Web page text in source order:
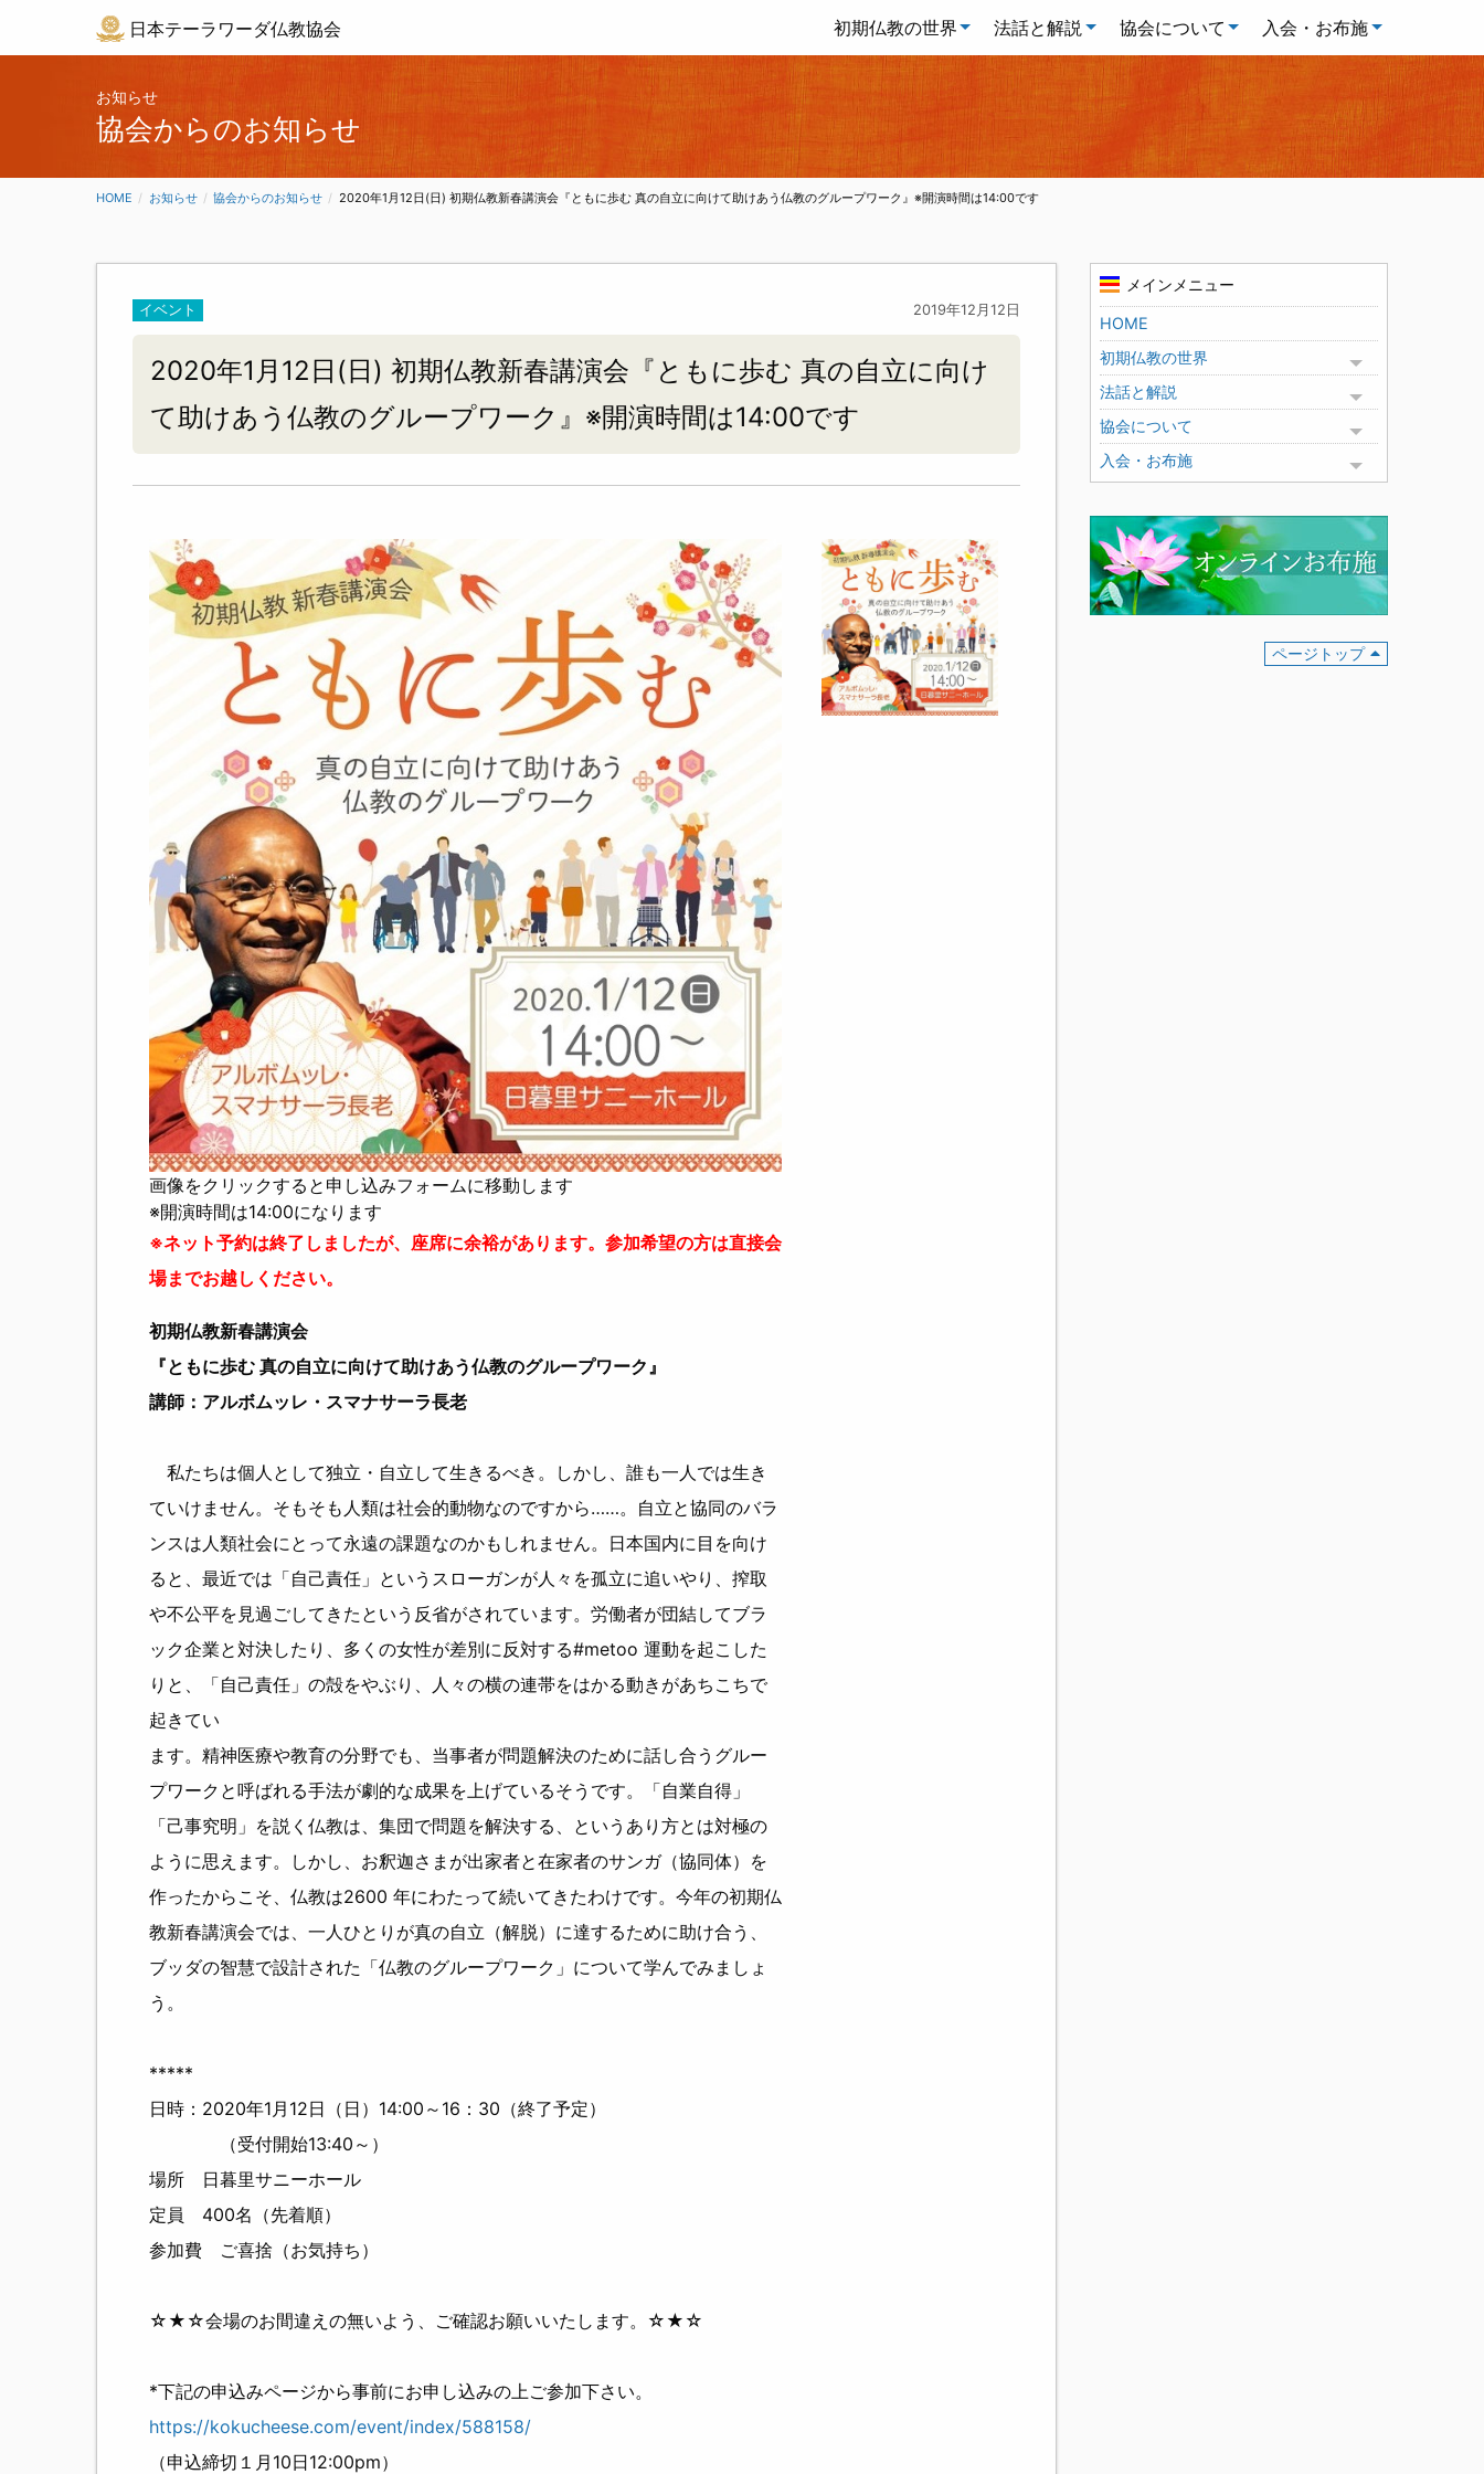
日本テーラワーダ仏教協会 初期仏教の世界 法話と解説 協会について 入会・お布施
お知らせ
協会からのお知らせ
HOME お知らせ 協会からのお知らせ CURRENT:
2020年1月12日(日) 初期仏教新春講演会『ともに歩む 真の自立に向けて助けあう仏教のグループワーク』※開演時間は14:00です
イベント 2019年12月12日
2020年1月12日(日) 初期仏教新春講演会『ともに歩む 真の自立に向け
て助けあう仏教のグループワーク』※開演時間は14:00です
画像をクリックすると申し込みフォームに移動します
※開演時間は14:00になります
※ネット予約は終了しましたが、座席に余裕があります。参加希望の方は直接会
場までお越しください。
初期仏教新春講演会
『ともに歩む 真の自立に向けて助けあう仏教のグループワーク』
講師：アルボムッレ・スマナサーラ長老
私たちは個人として独立・自立して生きるべき。しかし、誰も一人では生き
ていけません。そもそも人類は社会的動物なのですから……。自立と協同のバラ
ンスは人類社会にとって永遠の課題なのかもしれません。日本国内に目を向け
ると、最近では「自己責任」というスローガンが人々を孤立に追いやり、搾取
や不公平を見過ごしてきたという反省がされています。労働者が団結してブラ
ック企業と対決したり、多くの女性が差別に反対する#metoo 運動を起こした
りと、「自己責任」の殻をやぶり、人々の横の連帯をはかる動きがあちこちで
起きてい
ます。精神医療や教育の分野でも、当事者が問題解決のために話し合うグルー
プワークと呼ばれる手法が劇的な成果を上げているそうです。「自業自得」
「己事究明」を説く仏教は、集団で問題を解決する、というあり方とは対極の
ように思えます。しかし、お釈迦さまが出家者と在家者のサンガ（協同体）を
作ったからこそ、仏教は2600 年にわたって続いてきたわけです。今年の初期仏
教新春講演会では、一人ひとりが真の自立（解脱）に達するために助け合う、
ブッダの智慧で設計された「仏教のグループワーク」について学んでみましょ
う。
*****
日時：2020年1月12日（日）14:00～16：30（終了予定）
（受付開始13:40～）
場所 日暮里サニーホール
定員 400名（先着順）
参加費 ご喜捨（お気持ち）
☆★☆会場のお間違えの無いよう、ご確認お願いいたします。☆★☆
*下記の申込みページから事前にお申し込みの上ご参加下さい。
https://kokucheese.com/event/index/588158/
（申込締切１月10日12:00pm）
メインメニュー
HOME
初期仏教の世界
Toggle menu
法話と解説
Toggle menu
協会について
Toggle menu
入会・お布施
Toggle menu
ページトップ